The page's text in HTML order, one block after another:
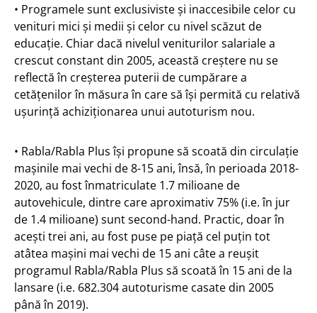
• Programele sunt exclusiviste și inaccesibile celor cu
venituri mici și medii și celor cu nivel scăzut de
educație. Chiar dacă nivelul veniturilor salariale a
crescut constant din 2005, această creștere nu se
reflectă în creșterea puterii de cumpărare a
cetățenilor în măsura în care să își permită cu relativă
ușurință achiziționarea unui autoturism nou.
• Rabla/Rabla Plus își propune să scoată din circulație
mașinile mai vechi de 8-15 ani, însă, în perioada 2018-
2020, au fost înmatriculate 1.7 milioane de
autovehicule, dintre care aproximativ 75% (i.e. în jur
de 1.4 milioane) sunt second-hand. Practic, doar în
acești trei ani, au fost puse pe piață cel puțin tot
atâtea mașini mai vechi de 15 ani câte a reușit
programul Rabla/Rabla Plus să scoată în 15 ani de la
lansare (i.e. 682.304 autoturisme casate din 2005
până în 2019).